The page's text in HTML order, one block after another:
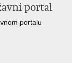
Googleportal
portalu